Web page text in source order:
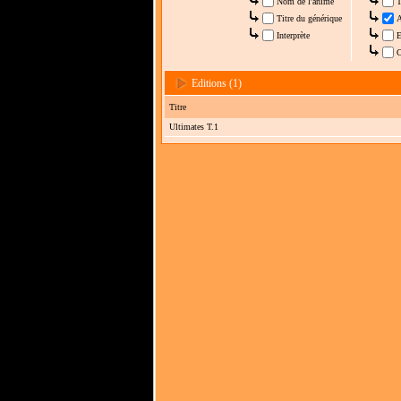
Titre du générique
Interprète
Editions (1)
Titre
Ultimates T.1